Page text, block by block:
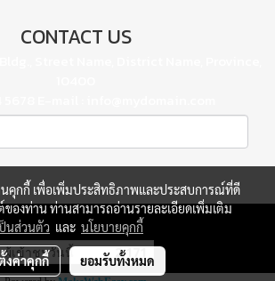
CONTACT US
ผู้เข้าชมวันนี้ 2,171
นคุกกี้ เพื่อเพิ่มประสิทธิภาพและประสบการณ์ที่ดี
ของท่าน ท่านสามารถอ่านรายละเอียดเพิ่มเติม
นส่วนตัว และ นโยบายคุกกี้
งค่าคุกกี้ ยอมรับทั้งหมด